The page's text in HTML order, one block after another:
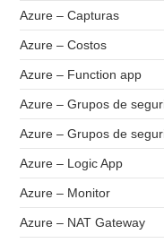
Azure – Capturas
Azure – Costos
Azure – Function app
Azure – Grupos de
Azure – Grupos de
Azure – Logic App
Azure – Monitor
Azure – NAT Gateway